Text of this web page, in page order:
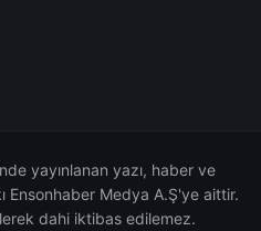
yayınlanan yazı, haber ve
Ensonhaber Medya A.Ş'ye aittir.
dahi iktibas edilemez.